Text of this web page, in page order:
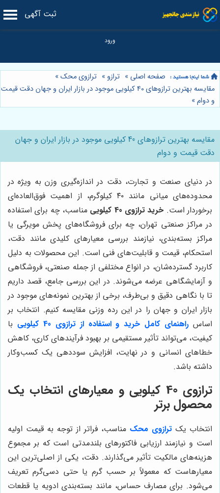
ثبت آگهی
صفحه اصلی » ترازو » ترازوی محک»
مقایسه بهترین ترازوهای 40 کیلویی موجود در بازار ایران و جهان دقت قیمت
و دوام»
مقایسه بهترین ترازوهای 40 کیلویی موجود در بازار ایران و جهان
دقت قیمت و دوام
در دنیای صنعت و تجارت، دقت در اندازه‌گیری وزن به ویژه در
محدوده‌های میانی مانند ۴۰ کیلوگرم، از اهمیت فوق‌العاده‌ای
برخوردار است. خرید ترازوی 40 کیلویی
مناسب، چه برای استفاده
در مراکز صنعتی تهران، چه برای فروشگاه‌های پخش مویرگی یا
مراکز بسته‌بندی، نیازمند بررسی معیارهای کلیدی مانند دقت،
استحکام، قیمت و قابلیت‌های فنی است. این محصولات به دلیل
کاربرد گسترده‌شان، در انواع مختلفی از جمله صنعتی، فروشگاهی
و آزمایشگاهی عرضه می‌شوند. در این بررسی جامع، قصد داریم
تا با نگاهی دقیق و بی‌طرف، برخی از بهترین نمونه‌های موجود در
بازار ایران و جهان را در این رده وزنی مقایسه کنیم. انتخاب بر
اساس راهنمای کامل خرید و استفاده از ترازوی 40 کیلویی
با
کیفیت، می‌تواند تأثیر مستقیمی بر بهبود فرآیندهای کاری، کاهش
خطاهای انسانی و در نهایت، افزایش سوددهی یک کسب‌وکار
داشته باشد.
ترازوی 40 کیلویی و معیارهای انتخاب یک
محصول برتر
انتخاب یک ترازوی محک مناسب، فراتر از توجه به قیمت اولیه
است و نیازمند ارزیابی فاکتورهای بلندمدتی است که بر مجموع
هزینه‌های مالکیت تأثیر می‌گذارند. دقت، یکی از اصلی‌ترین این
معیارهاست که معمولاً بر حسب گرم یا حتی دسی‌گرم تعریف
می‌شود. برای مصارف حساس، مانند بسته‌بندی ادویه یا قطعات